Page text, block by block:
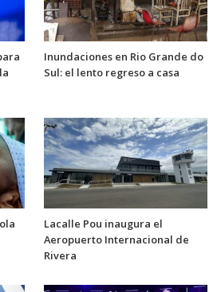
Inundaciones en Rio Grande do
Sul: el lento regreso a casa
Lacalle Pou inaugura el
Aeropuerto Internacional de
Rivera